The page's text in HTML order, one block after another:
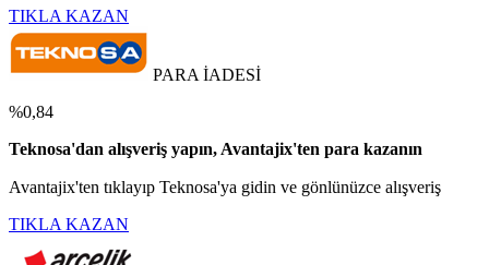
TIKLA KAZAN
PARA İADESİ
%0,84
Teknosa'dan alışveriş yapın, Avantajix'ten para kazanın
Avantajix'ten tıklayıp Teknosa'ya gidin ve gönlünüzce alışveriş
TIKLA KAZAN